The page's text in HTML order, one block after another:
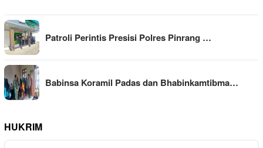
Patroli Perintis Presisi Polres Pinrang …
Babinsa Koramil Padas dan Bhabinkamtibma…
HUKRIM